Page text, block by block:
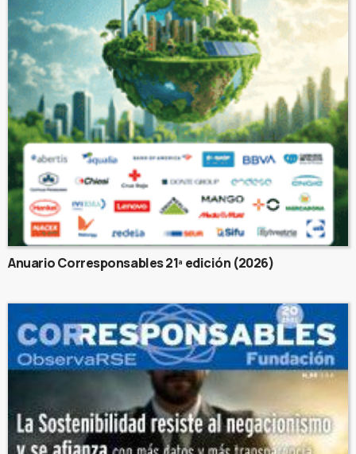
Anuario Corresponsables 21ª edición (2026)